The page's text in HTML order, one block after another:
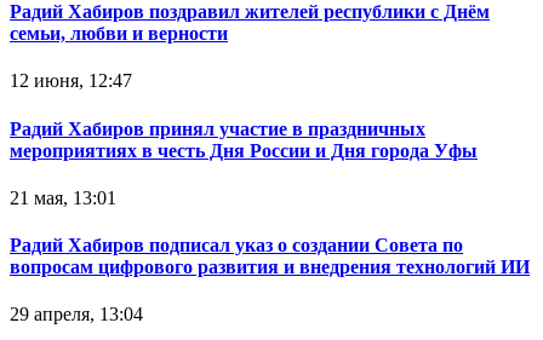
Радий Хабиров поздравил жителей республики с Днём
семьи, любви и верности
12 июня, 12:47
Радий Хабиров принял участие в праздничных
мероприятиях в честь Дня России и Дня города Уфы
21 мая, 13:01
Радий Хабиров подписал указ о создании Совета по
вопросам цифрового развития и внедрения технологий ИИ
29 апреля, 13:04